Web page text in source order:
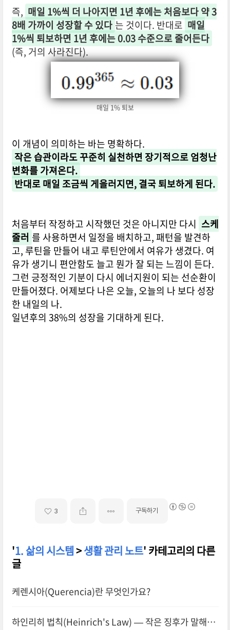
즉, 매일 1%씩 더 나아지면 1년 후에는 처음보다 약 3
8배 가까이 성장할 수 있다 는 것이다. 반대로 매일
1%씩 퇴보하면 1년 후에는 0.03 수준으로 줄어든다
(즉, 거의 사라진다).
매일 1% 퇴보
이 개념이 의미하는 바는 명확하다.
작은 습관이라도 꾸준히 실천하면 장기적으로 엄청난
변화를 가져온다.
반대로 매일 조금씩 게을러지면, 결국 퇴보하게 된다.
처음부터 작정하고 시작했던 것은 아니지만 다시 스케
줄러 를 사용하면서 일정을 배치하고, 패턴을 발견하
고, 루틴을 만들어 내고 루틴안에서 여유가 생겼다. 여
유가 생기니 편안함도 늘고 뭔가 잘 되는 느낌이 든다.
그런 긍정적인 기분이 다시 에너지원이 되는 선순환이
만들어졌다. 어제보다 나은 오늘, 오늘의 나 보다 성장
한 내일의 나.
일년후의 38%의 성장을 기대하게 된다.
3 구독하기
'1. 삶의 시스템>생활 관리 노트' 카테고리의 다른
글
케렌시아(Querencia)란 무엇인가요?
하인리히 법칙(Heinrich's Law) — 작은 징후가 말해주